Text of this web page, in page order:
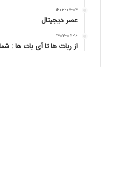
۱۴۰۲-۰۷-۰۴
عصر دیجیتال
۱۴۰۲-۰۵-۱۶
از ربات ها تا آی بات ها